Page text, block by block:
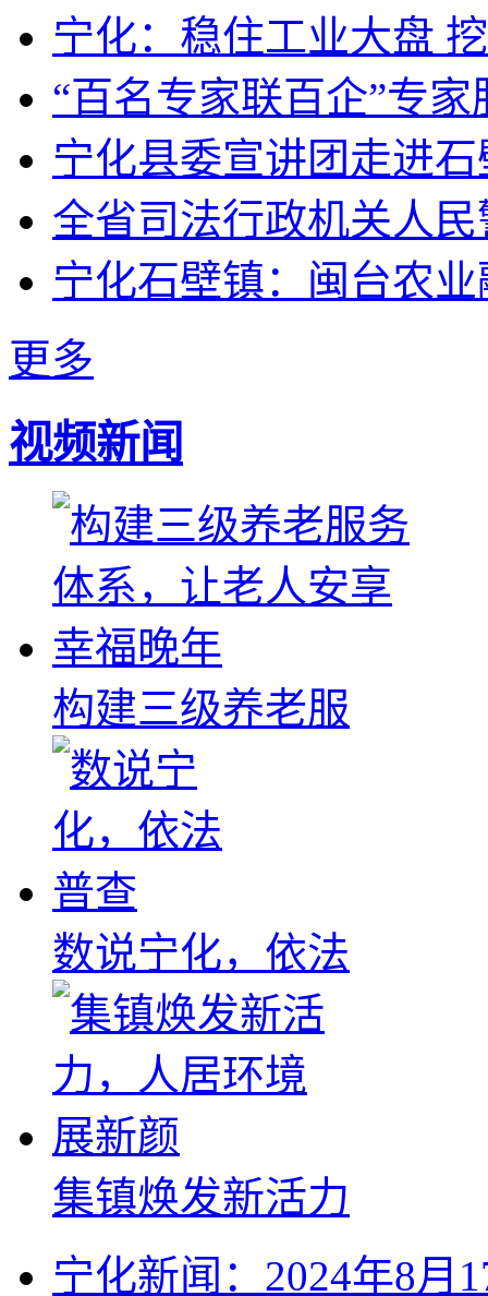
宁化：稳住工业大盘
“百名专家联百企”专
宁化县委宣讲团走进
全省司法行政机关人
宁化石壁镇：闽台农
更多
视频新闻
构建三级养老服
数说宁化，依法
集镇焕发新活力
宁化新闻：2024年8月